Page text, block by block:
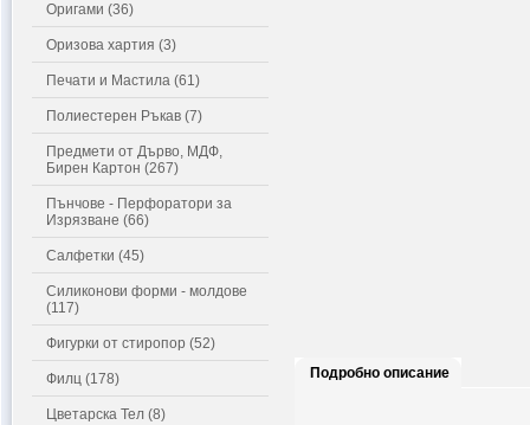
Оригами (36)
Оризова хартия (3)
Печати и Мастила (61)
Полиестерен Ръкав (7)
Предмети от Дърво, МДФ,
Бирен Картон (267)
Пънчове - Перфоратори за
Изрязване (66)
Салфетки (45)
Силиконови форми - молдове
(117)
Фигурки от стиропор (52)
Филц (178)
Цветарска Тел (8)
Подробно описание